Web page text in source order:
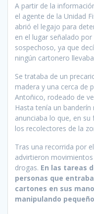
A partir de la
el agente de la Unidad
abrió el legajo para
en el lugar señalado
sospechoso, ya que
ningún cartonero
Se trataba de un
madera y una cerca de
Antoñico, rodeado de
Hasta tenía un
anunciaba lo que, en
los recolectores de la
Tras una recorrida por
advirtieron
drogas. En las tareas
personas que
cartones en sus
manipulando